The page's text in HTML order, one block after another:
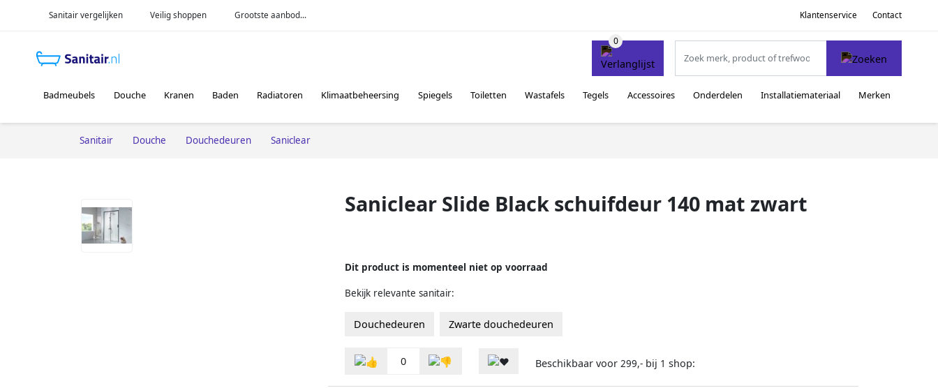
Sanitair vergelijken Veilig shoppen Grootste aanbod... Klantenservice Contact
Badmeubels Douche Kranen Baden Radiatoren Klimaatbeheersing Spiegels Toiletten Wastafels Tegels Accessoires Onderdelen Installatiemateriaal Merken
Sanitair Douche Douchedeuren Saniclear
Saniclear Slide Black schuifdeur 140 mat zwart
Dit product is momenteel niet op voorraad
Bekijk relevante sanitair:
Douchedeuren Zwarte douchedeuren
0 Beschikbaar voor 299,- bij 1 shop: